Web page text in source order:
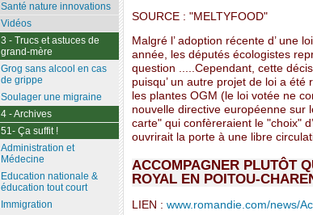
SOURCE : "MELTYFOOD"
Malgré l’ adoption récente d’ une
année, les députés écologistes
question .....Cependant, cette
puisqu’ un autre projet de loi a
les plantes OGM (le loi votée ne
nouvelle directive européenne sur
carte" qui confèreraient le "choix"
ouvrirait la porte à une libre
ACCOMPAGNER PLUTÔT
ROYAL EN POITOU-
LIEN : www.romandie.com/news/
Santé nature innovations
Vidéos
3 - Trucs et astuces de
grand-mère
Grog sans alcool en cas
de grippe
Soulager une migraine
4 - Archives
51- Ça suffit !
Administration et
Médecine
Education nationale &
éducation tout court
Immigration